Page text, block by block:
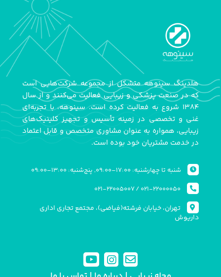
هلدینگ سینوهه متشکل از مجموعه شرکت‌هایی است
که در صنعت پزشکی و زیبایی فعالیت می‌کنند و از سال
۱۳۸۴ شروع به فعالیت کرده است. سینوهه، با تجربه‌ای
غنی و تخصصی در زمینه تأسیس و تجهیز کلینیک‌های
زیبایی، همواره به عنوان مشاوری متخصص و قابل اعتماد
در خدمت مشتریان خود بوده است.
شنبه تا چهارشنبه: ۱۷:۰۰–۰۹:۰۰, پنج‌شنبه: ۱۳:۰۰–۰۹:۰۰
۰۲۱-۲۲۰۰۰۰۵۰ /۰۲۱-۲۲۰۰۵۰۰۷
تهران، خیابان فرشته(فیاضی)، مجتمع تجاری اداری
داریوش